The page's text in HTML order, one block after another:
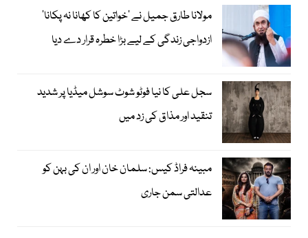
مولانا طارق جمیل نے ’خواتین کا کھانا نہ پکانا‘
ازدواجی زندگی کے لیے بڑا خطرہ قرار دے دیا
سجل علی کا نیا فوٹو شوٹ سوشل میڈیا پر شدید
تنقید اور مذاق کی زد میں
مبینہ فراڈ کیس: سلمان خان اور ان کی بہن کو
عدالتی سمن جاری